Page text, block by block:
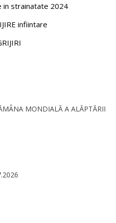
in strainatate 2024
infiintare
MONDIALĂ A ALĂPTĂRII